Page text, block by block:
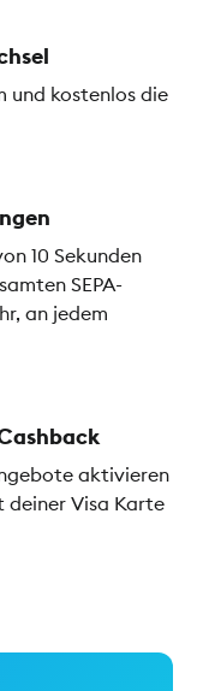
und kostenlos die
10 Sekunden
SEPA-
an jedem
aktivieren
deiner Visa Karte